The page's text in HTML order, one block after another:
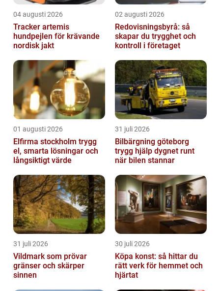
04 augusti 2026
Tracker artemis
hundpejlen för krävande
nordisk jakt
02 augusti 2026
Redovisningsbyrå: så
skapar du trygghet och
kontroll i företaget
01 augusti 2026
Elfirma stockholm trygg
el, smarta lösningar och
långsiktigt värde
31 juli 2026
Bilbärgning göteborg
trygg hjälp dygnet runt
när bilen stannar
31 juli 2026
Vildmark som prövar
gränser och skärper
sinnen
30 juli 2026
Köpa konst: så hittar du
rätt verk för hemmet och
hjärtat